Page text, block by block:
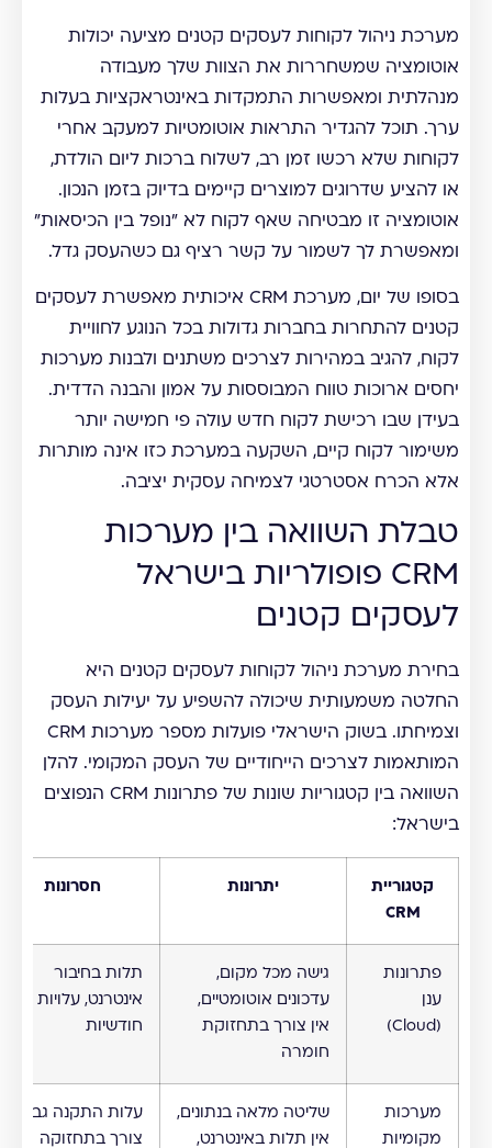
מערכת ניהול לקוחות לעסקים קטנים מציעה יכולות
אוטומציה שמשחררות את הצוות שלך מעבודה
מנהלתית ומאפשרות התמקדות באינטראקציות בעלות
ערך. תוכל להגדיר התראות אוטומטיות למעקב אחרי
לקוחות שלא רכשו זמן רב, לשלוח ברכות ליום הולדת,
או להציע שדרוגים למוצרים קיימים בדיוק בזמן הנכון.
אוטומציה זו מבטיחה שאף לקוח לא "נופל בין הכיסאות"
ומאפשרת לך לשמור על קשר רציף גם כשהעסק גדל.
בסופו של יום, מערכת CRM איכותית מאפשרת לעסקים
קטנים להתחרות בחברות גדולות בכל הנוגע לחוויית
לקוח, להגיב במהירות לצרכים משתנים ולבנות מערכות
יחסים ארוכות טווח המבוססות על אמון והבנה הדדית.
בעידן שבו רכישת לקוח חדש עולה פי חמישה יותר
משימור לקוח קיים, השקעה במערכת כזו אינה מותרות
אלא הכרח אסטרטגי לצמיחה עסקית יציבה.
טבלת השוואה בין מערכות
CRM פופולריות בישראל
לעסקים קטנים
בחירת מערכת ניהול לקוחות לעסקים קטנים היא
החלטה משמעותית שיכולה להשפיע על יעילות העסק
וצמיחתו. בשוק הישראלי פועלות מספר מערכות CRM
המותאמות לצרכים הייחודיים של העסק המקומי. להלן
השוואה בין קטגוריות שונות של פתרונות CRM הנפוצים
בישראל:
קטגוריית
CRM
יתרונות חסרונות
פתרונות
ענן
(Cloud)
גישה מכל מקום,
עדכונים אוטומטיים,
אין צורך בתחזוקת
חומרה
תלות בחיבור
אינטרנט, עלויות מנוי
חודשיות
מערכות
מקומיות
שליטה מלאה בנתונים,
אין תלות באינטרנט,
עלות התקנה גבוהה,
צורך בתחזוקה